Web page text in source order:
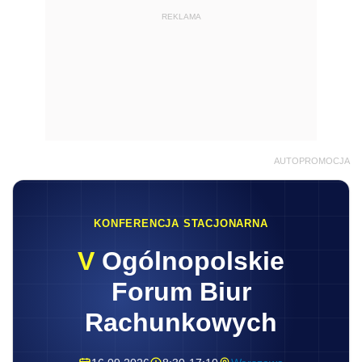
REKLAMA
AUTOPROMOCJA
KONFERENCJA STACJONARNA
V Ogólnopolskie
Forum Biur
Rachunkowych